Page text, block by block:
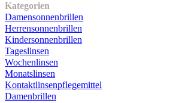
Kategorien
Damensonnenbrillen
Herrensonnenbrillen
Kindersonnenbrillen
Tageslinsen
Wochenlinsen
Monatslinsen
Kontaktlinsenpflegemittel
Damenbrillen